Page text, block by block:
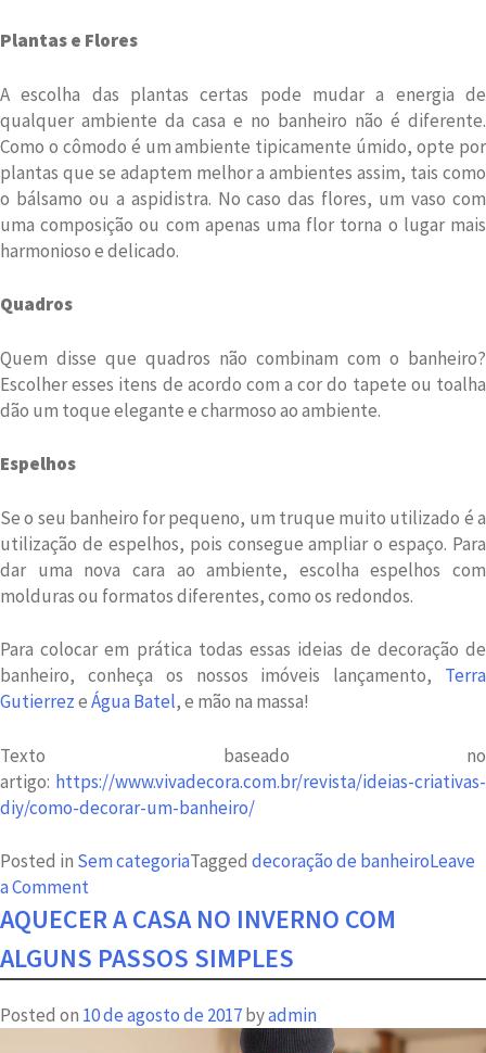
Plantas e Flores
A escolha das plantas certas pode mudar a energia de
qualquer ambiente da casa e no banheiro não é diferente.
Como o cômodo é um ambiente tipicamente úmido, opte por
plantas que se adaptem melhor a ambientes assim, tais como
o bálsamo ou a aspidistra. No caso das flores, um vaso com
uma composição ou com apenas uma flor torna o lugar mais
harmonioso e delicado.
Quadros
Quem disse que quadros não combinam com o banheiro?
Escolher esses itens de acordo com a cor do tapete ou toalha
dão um toque elegante e charmoso ao ambiente.
Espelhos
Se o seu banheiro for pequeno, um truque muito utilizado é a
utilização de espelhos, pois consegue ampliar o espaço. Para
dar uma nova cara ao ambiente, escolha espelhos com
molduras ou formatos diferentes, como os redondos.
Para colocar em prática todas essas ideias de decoração de
banheiro, conheça os nossos imóveis lançamento, Terra
GutierrezeÁgua Batel, e mão na massa!
Texto baseado no
artigo: https://www.vivadecora.com.br/revista/ideias-criativas-
diy/como-decorar-um-banheiro/
Posted in Sem categoriaTagged decoração de banheiroLeave
a Comment
Decoração
banheiro
transformar
AQUECER A CASA NO INVERNO COM
ALGUNS PASSOS SIMPLES
Posted on 10 de agosto de 2017byadmin